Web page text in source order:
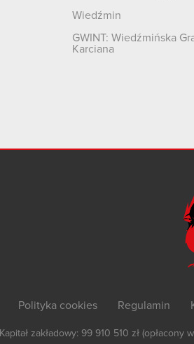
Wiedźmin
GWINT: Wiedźmińska
Karciana
Polityka cookies Regulamin
Kapitał zakładowy: 99 910 510 zł